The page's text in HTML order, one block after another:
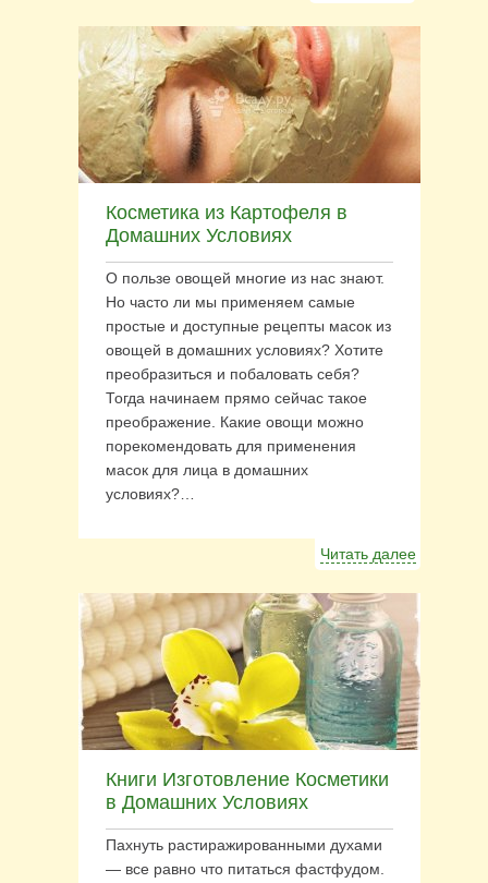
Косметика из Картофеля в
Домашних Условиях
О пользе овощей многие из нас знают.
Но часто ли мы применяем самые
простые и доступные рецепты масок из
овощей в домашних условиях? Хотите
преобразиться и побаловать себя?
Тогда начинаем прямо сейчас такое
преображение. Какие овощи можно
порекомендовать для применения
масок для лица в домашних
условиях?…
Читать далее
Книги Изготовление Косметики
в Домашних Условиях
Пахнуть растиражированными духами
— все равно что питаться фастфудом.